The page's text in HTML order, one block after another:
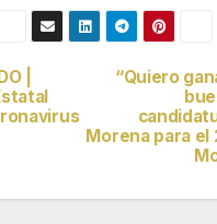
“Quiero
Morena para el
|